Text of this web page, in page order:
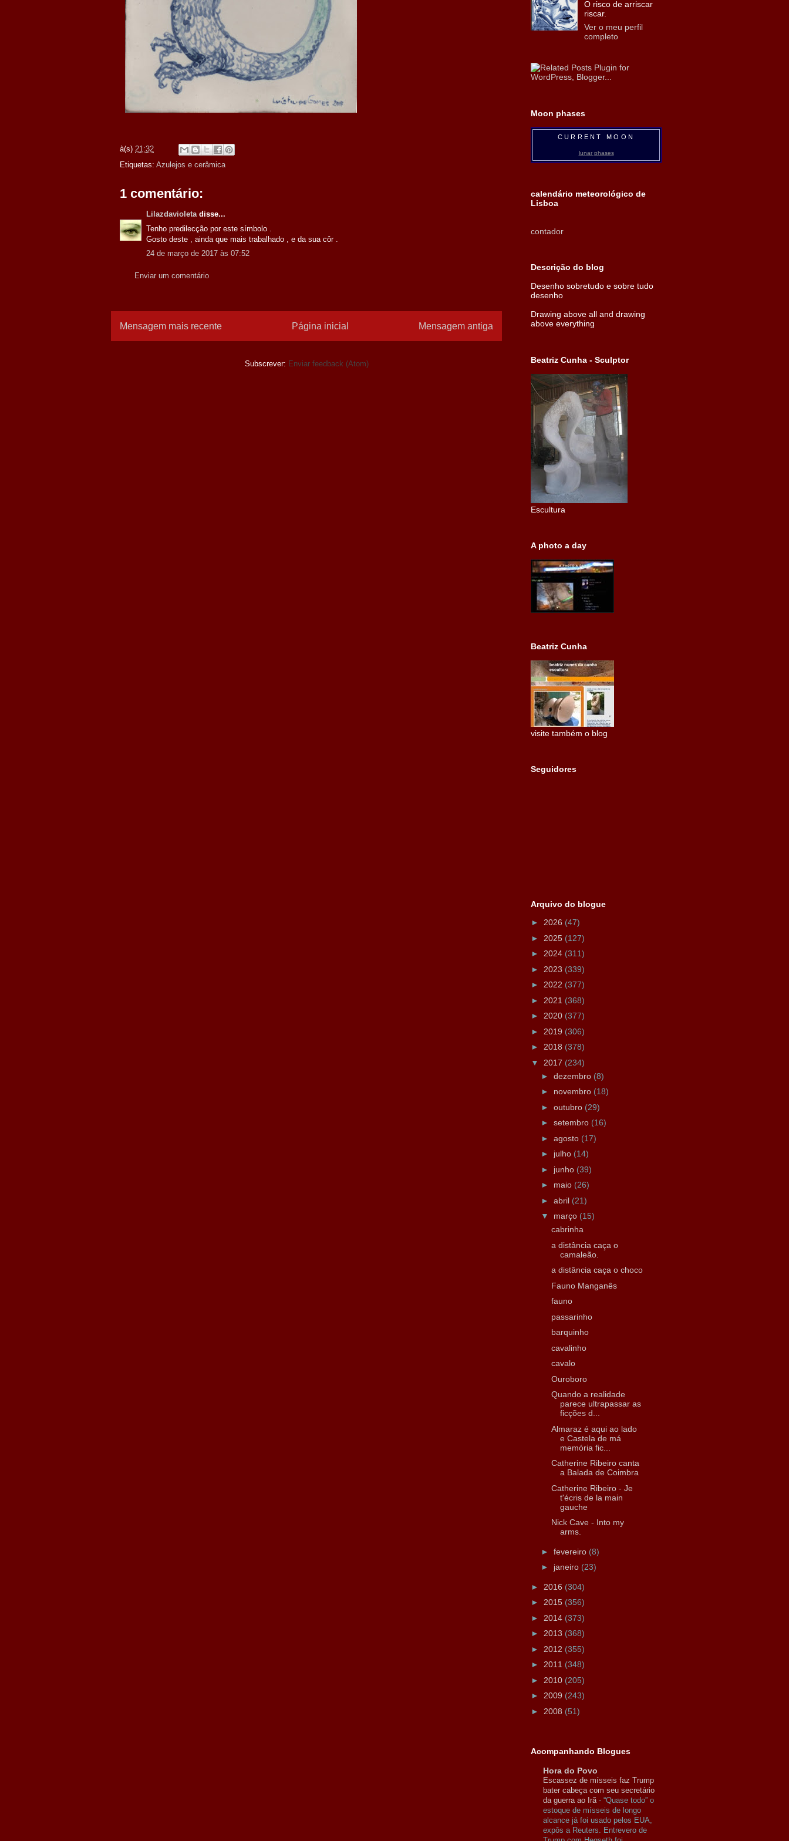
à(s) 21:32
Etiquetas: Azulejos e cerâmica
1 comentário:
Lilazdavioletadisse...
Tenho predilecção por este símbolo .
Gosto deste , ainda que mais trabalhado , e da sua côr .
24 de março de 2017 às 07:52
Enviar um comentário
Mensagem mais recente Mensagem antiga
Página inicial
Subscrever: Enviar feedback (Atom)
O risco de arriscar
riscar.
Ver o meu perfil
completo
Moon phases
CURRENT MOON
lunar phases
calendário meteorológico de
Lisboa
contador
Descrição do blog
Desenho sobretudo e sobre tudo
desenho
Drawing above all and drawing
above everything
Beatriz Cunha - Sculptor
Escultura
A photo a day
Beatriz Cunha
visite também o blog
Seguidores
Arquivo do blogue
► 2026 (47)
► 2025 (127)
► 2024 (311)
► 2023 (339)
► 2022 (377)
► 2021 (368)
► 2020 (377)
► 2019 (306)
► 2018 (378)
▼ 2017 (234)
► dezembro (8)
► novembro (18)
► outubro (29)
► setembro (16)
► agosto (17)
► julho (14)
► junho (39)
► maio (26)
► abril (21)
▼ março (15)
cabrinha
a distância caça o
camaleão.
a distância caça o choco
Fauno Manganês
fauno
passarinho
barquinho
cavalinho
cavalo
Ouroboro
Quando a realidade
parece ultrapassar as
ficções d...
Almaraz é aqui ao lado
e Castela de má
memória fic...
Catherine Ribeiro canta
a Balada de Coimbra
Catherine Ribeiro - Je
t'écris de la main
gauche
Nick Cave - Into my
arms.
► fevereiro (8)
► janeiro (23)
► 2016 (304)
► 2015 (356)
► 2014 (373)
► 2013 (368)
► 2012 (355)
► 2011 (348)
► 2010 (205)
► 2009 (243)
► 2008 (51)
Acompanhando Blogues
Hora do Povo
Escassez de mísseis faz Trump
bater cabeça com seu secretário
da guerra ao Irã - “Quase todo” o
estoque de mísseis de longo
alcance já foi usado pelos EUA,
expôs a Reuters. Entrevero de